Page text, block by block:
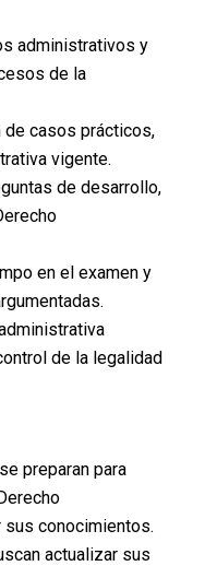
administrativos y
de la
de casos prácticos,
vigente.
de desarrollo,
en el examen y
de la legalidad
preparan para
conocimientos.
actualizar sus